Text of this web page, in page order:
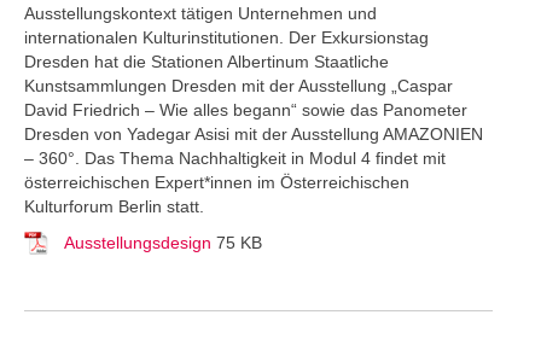
Ausstellungskontext tätigen Unternehmen und
internationalen Kulturinstitutionen. Der Exkursionstag
Dresden hat die Stationen Albertinum Staatliche
Kunstsammlungen Dresden mit der Ausstellung „Caspar
David Friedrich – Wie alles begann“ sowie das Panometer
Dresden von Yadegar Asisi mit der Ausstellung AMAZONIEN
– 360°. Das Thema Nachhaltigkeit in Modul 4 findet mit
österreichischen Expert*innen im Österreichischen
Kulturforum Berlin statt.
Ausstellungsdesign 75 KB